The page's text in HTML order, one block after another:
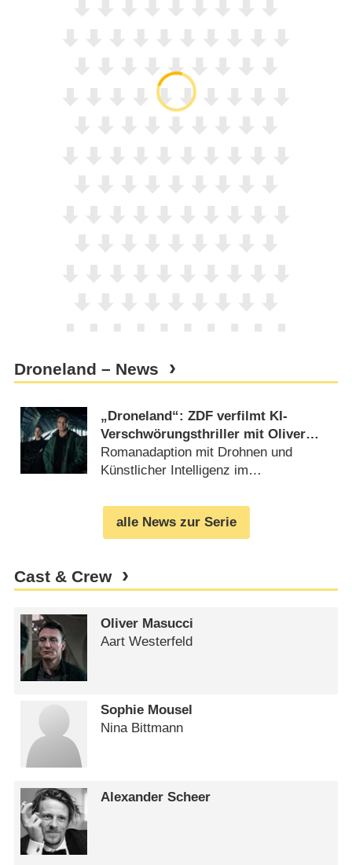
Droneland – News
„Droneland“: ZDF verfilmt KI-
Verschwörungsthriller mit Oliver
Masucci und Sophie Mousel
Romanadaption mit Drohnen und
Künstlicher Intelligenz im
alle News zur Serie
Cast & Crew
Oliver Masucci
Aart Westerfeld
Sophie Mousel
Nina Bittmann
Alexander Scheer